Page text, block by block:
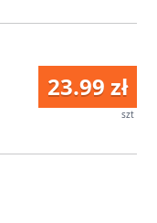
23.99 zł
szt